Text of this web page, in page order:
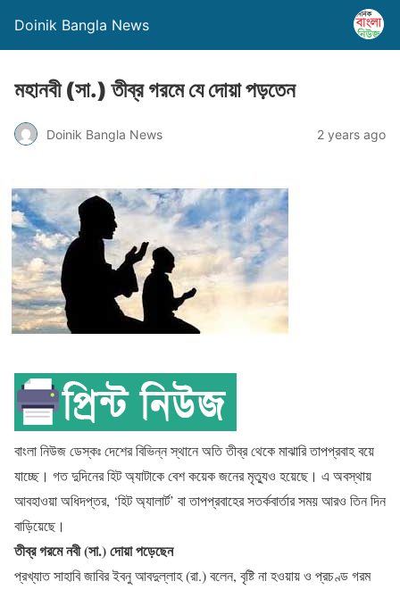
Doinik Bangla News
মহানবী (সা.) তীব্র গরমে যে দোয়া পড়তেন
Doinik Bangla News 2 years ago
বাংলা নিউজ ডেস্কঃ দেশের বিভিন্ন স্থানে অতি তীব্র থেকে মাঝারি তাপপ্রবাহ বয়ে
যাচ্ছে। গত দুদিনের হিট অ্যাটাকে বেশ কয়েক জনের মৃত্যুও হয়েছে। এ অবস্থায়
আবহাওয়া অধিদপ্তর, ‘হিট অ্যালার্ট’ বা তাপপ্রবাহের সতর্কবার্তার সময় আরও তিন দিন
বাড়িয়েছে।
তীব্র গরমে নবী (সা.) দোয়া পড়েছেন
প্রখ্যাত সাহাবি জাবির ইবনু আবদুল্লাহ (রা.) বলেন, বৃষ্টি না হওয়ায় ও প্রচণ্ড গরম